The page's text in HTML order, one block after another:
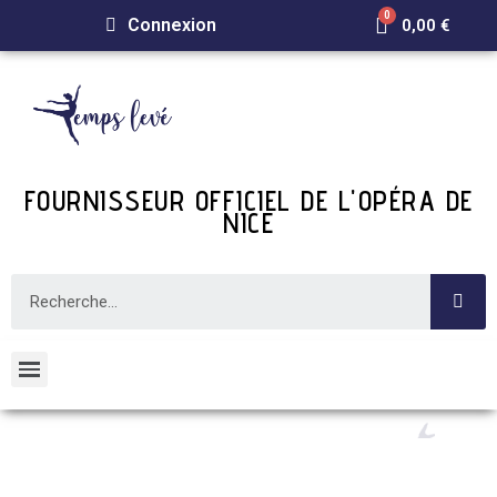
Connexion 0,00 €
FOURNISSEUR OFFICIEL DE L'OPÉRA DE
NICE